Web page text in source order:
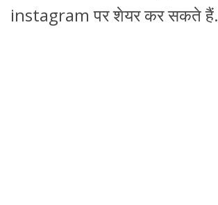
instagram पर शेयर कर सकते हैं.